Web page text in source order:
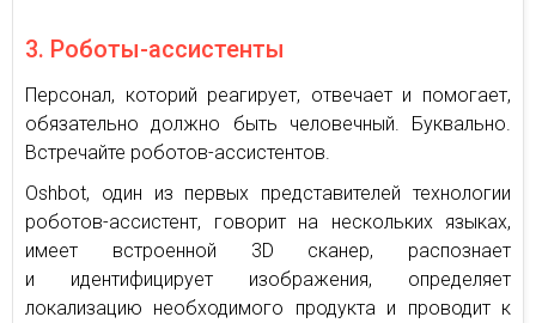
3. Роботы-ассистенты
Персонал, которий реагирует, отвечает и помогает,
обязательно должно быть человечный. Буквально.
Встречайте роботов-ассистентов.
Oshbot, один из первых представителей технологии
роботов-ассистент, говорит на нескольких языках,
имеет встроенной 3D сканер, распознает
и идентифицирует изображения, определяет
локализацию необходимого продукта и проводит к